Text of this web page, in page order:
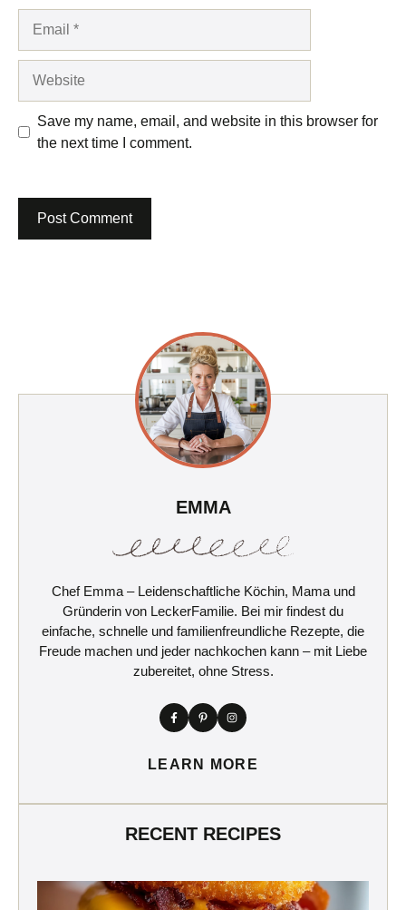
Save my name, email, and website in this browser for
the next time I comment.
EMMA
Chef Emma – Leidenschaftliche Köchin, Mama und
Gründerin von LeckerFamilie. Bei mir findest du
einfache, schnelle und familienfreundliche Rezepte, die
Freude machen und jeder nachkochen kann – mit Liebe
zubereitet, ohne Stress.
LEARN MORE
RECENT RECIPES